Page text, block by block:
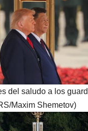
del saludo a los
Maxim Shemetov)